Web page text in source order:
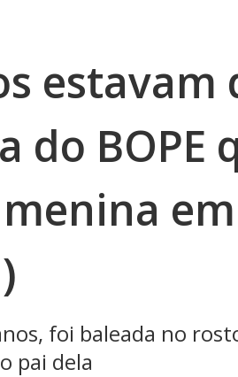
estavam
do BOPE
foi baleada no
pai dela